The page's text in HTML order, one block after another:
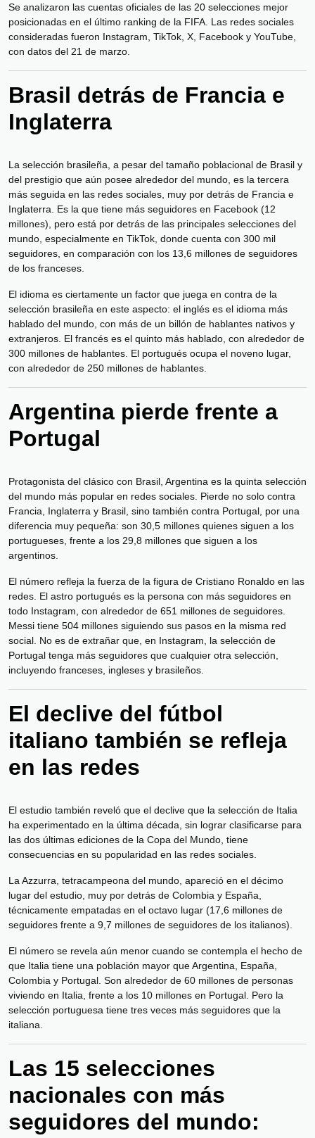
Se analizaron las cuentas oficiales de las 20 selecciones mejor
posicionadas en el último ranking de la FIFA. Las redes sociales
consideradas fueron Instagram, TikTok, X, Facebook y YouTube,
con datos del 21 de marzo.
Brasil detrás de Francia e
Inglaterra
La selección brasileña, a pesar del tamaño poblacional de Brasil y
del prestigio que aún posee alrededor del mundo, es la tercera
más seguida en las redes sociales, muy por detrás de Francia e
Inglaterra. Es la que tiene más seguidores en Facebook (12
millones), pero está por detrás de las principales selecciones del
mundo, especialmente en TikTok, donde cuenta con 300 mil
seguidores, en comparación con los 13,6 millones de seguidores
de los franceses.
El idioma es ciertamente un factor que juega en contra de la
selección brasileña en este aspecto: el inglés es el idioma más
hablado del mundo, con más de un billón de hablantes nativos y
extranjeros. El francés es el quinto más hablado, con alrededor de
300 millones de hablantes. El portugués ocupa el noveno lugar,
con alrededor de 250 millones de hablantes.
Argentina pierde frente a
Portugal
Protagonista del clásico con Brasil, Argentina es la quinta selección
del mundo más popular en redes sociales. Pierde no solo contra
Francia, Inglaterra y Brasil, sino también contra Portugal, por una
diferencia muy pequeña: son 30,5 millones quienes siguen a los
portugueses, frente a los 29,8 millones que siguen a los
argentinos.
El número refleja la fuerza de la figura de Cristiano Ronaldo en las
redes. El astro portugués es la persona con más seguidores en
todo Instagram, con alrededor de 651 millones de seguidores.
Messi tiene 504 millones siguiendo sus pasos en la misma red
social. No es de extrañar que, en Instagram, la selección de
Portugal tenga más seguidores que cualquier otra selección,
incluyendo franceses, ingleses y brasileños.
El declive del fútbol
italiano también se refleja
en las redes
El estudio también reveló que el declive que la selección de Italia
ha experimentado en la última década, sin lograr clasificarse para
las dos últimas ediciones de la Copa del Mundo, tiene
consecuencias en su popularidad en las redes sociales.
La Azzurra, tetracampeona del mundo, apareció en el décimo
lugar del estudio, muy por detrás de Colombia y España,
técnicamente empatadas en el octavo lugar (17,6 millones de
seguidores frente a 9,7 millones de seguidores de los italianos).
El número se revela aún menor cuando se contempla el hecho de
que Italia tiene una población mayor que Argentina, España,
Colombia y Portugal. Son alrededor de 60 millones de personas
viviendo en Italia, frente a los 10 millones en Portugal. Pero la
selección portuguesa tiene tres veces más seguidores que la
italiana.
Las 15 selecciones
nacionales con más
seguidores del mundo: